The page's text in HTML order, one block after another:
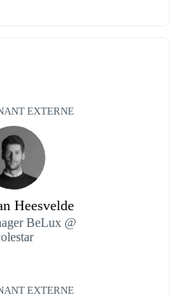
EXTERNE
Heesvelde
BeLux @
EXTERNE